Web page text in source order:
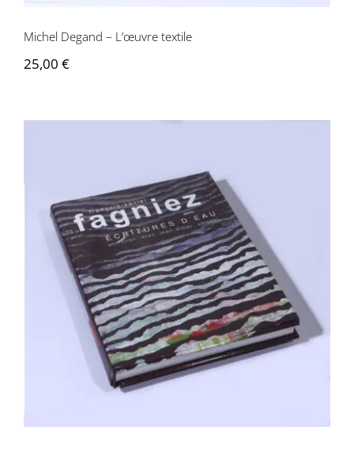
Michel Degand – L’œuvre textile
25,00 €
François-Xavier Fagniez – Écritures
d’eau